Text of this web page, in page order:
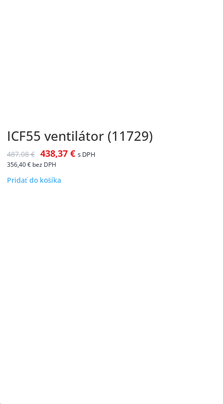
ICF55 ventilátor (11729)
487,08€ 438,37 € s DPH
356,40€ bez DPH
Pridať do košíka